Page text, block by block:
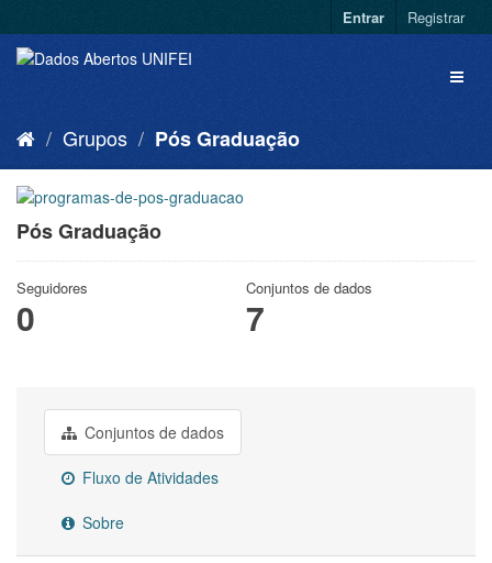
Entrar Registrar
Grupos Pós Graduação
Pós Graduação
Seguidores
0
Conjuntos de dados
7
Conjuntos de dados
Fluxo de Atividades
Sobre